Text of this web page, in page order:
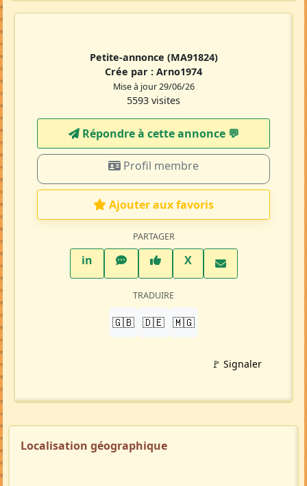
Petite-annonce (MA91824)
Crée par : Arno1974
Mise à jour 29/06/26
5593 visites
Répondre à cette annonce 💬​
Profil membre
Ajouter aux favoris
PARTAGER
inLinkedInWhatsAppFacebook
XTwitter X
TRADUIRE
🇬🇧 🇩🇪 🇲🇬
🚩 Signaler
Localisation géographique